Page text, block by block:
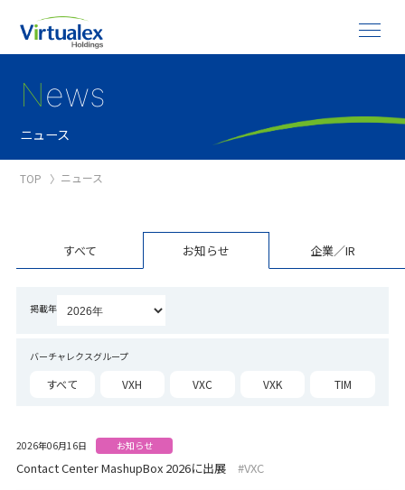
News
ニュース
TOP ニュース
すべて お知らせ 企業／IR
掲載年
バーチャレクスグループ
すべて VXH VXC VXK TIM
2026年06月16日 お知らせ
Contact Center MashupBox 2026に出展 VXC